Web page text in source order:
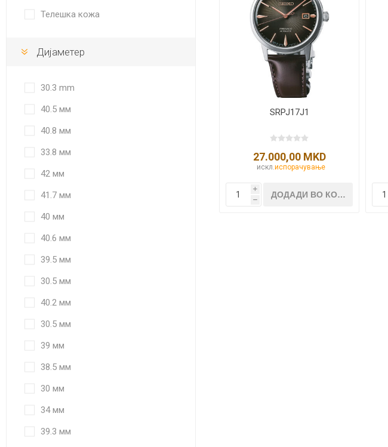
SRPJ17J1
27.000,00 MKD
искл.испорачување
i
h
Телешка кожа
Дијаметер
30.3 mm
40.5 мм
40.8 мм
33.8 мм
42 мм
41.7 мм
40 мм
40.6 мм
39.5 мм
30.5 мм
40.2 мм
30.5 мм
39 мм
38.5 мм
30 мм
34 мм
39.3 мм